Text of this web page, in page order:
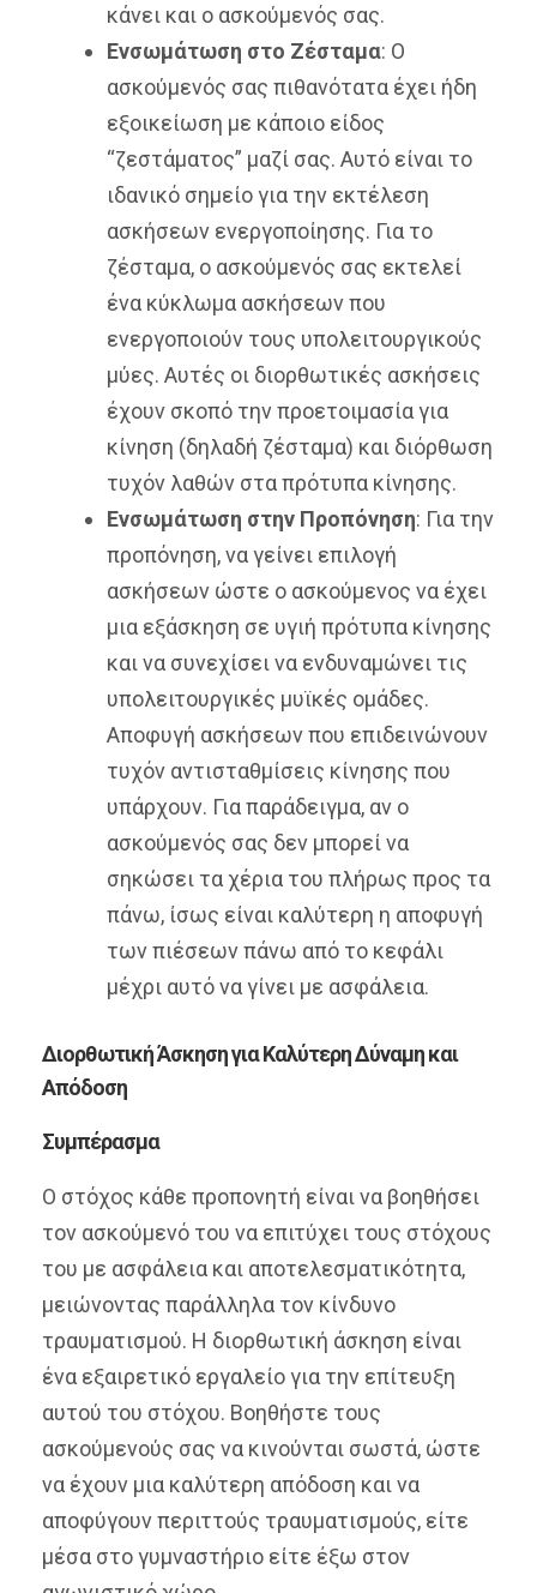
κάνει και ο ασκούμενός σας.
Ενσωμάτωση στο Ζέσταμα: Ο
ασκούμενός σας πιθανότατα έχει ήδη
εξοικείωση με κάποιο είδος
“ζεστάματος” μαζί σας. Αυτό είναι το
ιδανικό σημείο για την εκτέλεση
ασκήσεων ενεργοποίησης. Για το
ζέσταμα, ο ασκούμενός σας εκτελεί
ένα κύκλωμα ασκήσεων που
ενεργοποιούν τους υπολειτουργικούς
μύες. Αυτές οι διορθωτικές ασκήσεις
έχουν σκοπό την προετοιμασία για
κίνηση (δηλαδή ζέσταμα) και διόρθωση
τυχόν λαθών στα πρότυπα κίνησης.
Ενσωμάτωση στην Προπόνηση: Για την
προπόνηση, να γείνει επιλογή
ασκήσεων ώστε ο ασκούμενος να έχει
μια εξάσκηση σε υγιή πρότυπα κίνησης
και να συνεχίσει να ενδυναμώνει τις
υπολειτουργικές μυϊκές ομάδες.
Αποφυγή ασκήσεων που επιδεινώνουν
τυχόν αντισταθμίσεις κίνησης που
υπάρχουν. Για παράδειγμα, αν ο
ασκούμενός σας δεν μπορεί να
σηκώσει τα χέρια του πλήρως προς τα
πάνω, ίσως είναι καλύτερη η αποφυγή
των πιέσεων πάνω από το κεφάλι
μέχρι αυτό να γίνει με ασφάλεια.
Διορθωτική Άσκηση για Καλύτερη Δύναμη και
Απόδοση
Συμπέρασμα
Ο στόχος κάθε προπονητή είναι να βοηθήσει
τον ασκούμενό του να επιτύχει τους στόχους
του με ασφάλεια και αποτελεσματικότητα,
μειώνοντας παράλληλα τον κίνδυνο
τραυματισμού. Η διορθωτική άσκηση είναι
ένα εξαιρετικό εργαλείο για την επίτευξη
αυτού του στόχου. Βοηθήστε τους
ασκούμενούς σας να κινούνται σωστά, ώστε
να έχουν μια καλύτερη απόδοση και να
αποφύγουν περιττούς τραυματισμούς, είτε
μέσα στο γυμναστήριο είτε έξω στον